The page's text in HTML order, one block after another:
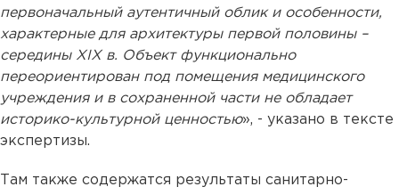
первоначальный аутентичный облик и особенности,
характерные для архитектуры первой половины –
середины XIX в. Объект функционально
переориентирован под помещения медицинского
учреждения и в сохраненной части не обладает
историко-культурной ценностью», - указано в тексте
экспертизы.
Там также содержатся результаты санитарно-